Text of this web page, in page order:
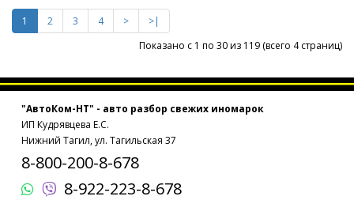
1 2 3 4 >
>|
Показано с 1 по 30 из 119 (всего 4 страниц)
"АвтоКом-НТ" - авто разбор свежих иномарок
ИП Кудрявцева Е.С.
Нижний Тагил, ул. Тагильская 37
8-800-200-8-678
8-922-223-8-678